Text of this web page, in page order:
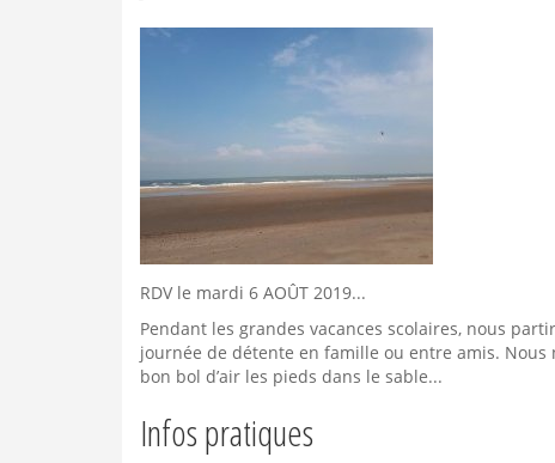
RDV le mardi 6 AOÛT 2019...
Pendant les grandes vacances scolaires, nous
journée de détente en famille ou entre amis.
bon bol d’air les pieds dans le sable...
Infos pratiques